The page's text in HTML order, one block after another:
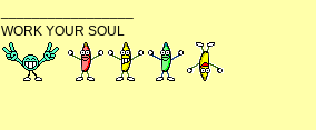
WORK YOUR SOUL